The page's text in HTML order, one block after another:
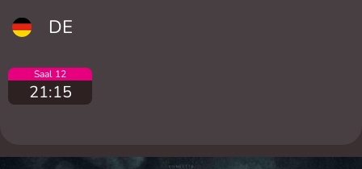
DE
Saal 12
21:15